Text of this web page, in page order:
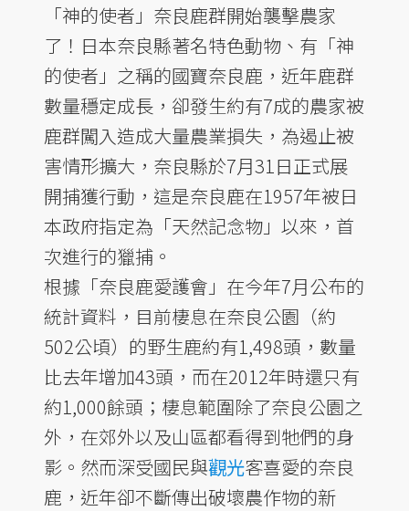
「神的使者」奈良鹿群開始襲擊農家
了！日本奈良縣著名特色動物、有「神
的使者」之稱的國寶奈良鹿，近年鹿群
數量穩定成長，卻發生約有7成的農家被
鹿群闖入造成大量農業損失，為遏止被
害情形擴大，奈良縣於7月31日正式展
開捕獲行動，這是奈良鹿在1957年被日
本政府指定為「天然記念物」以來，首
次進行的獵捕。
根據「奈良鹿愛護會」在今年7月公布的
統計資料，目前棲息在奈良公園（約
502公頃）的野生鹿約有1,498頭，數量
比去年增加43頭，而在2012年時還只有
約1,000餘頭；棲息範圍除了奈良公園之
外，在郊外以及山區都看得到牠們的身
影。然而深受國民與觀光客喜愛的奈良
鹿，近年卻不斷傳出破壞農作物的新